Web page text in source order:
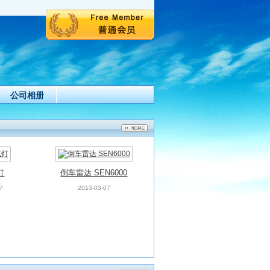
公司相册
倒车雷达 SEN6000
2013-03-07